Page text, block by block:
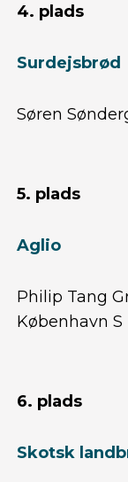
4. plads
Surdejsbrød
Søren
5. plads
Aglio
Philip Tang
København S
6. plads
Skotsk